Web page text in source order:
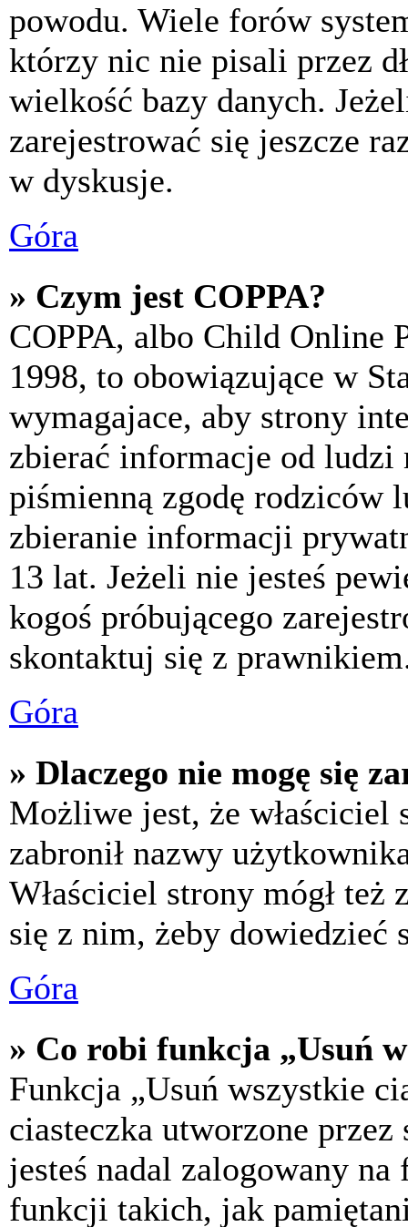
powodu. Wiele forów
którzy nic nie pisali przez
wielkość bazy danych.
zarejestrować się jeszcze
w dyskusje.
Góra
» Czym jest COPPA?
COPPA, albo Child Online
1998, to obowiązujące w
wymagajace, aby strony
zbierać informacje od
piśmienną zgodę rodziców
zbieranie informacji
13 lat. Jeżeli nie jesteś
kogoś próbującego
skontaktuj się z
Góra
» Dlaczego nie mogę się
Możliwe jest, że właściciel
zabronił nazwy
Właściciel strony mógł
się z nim, żeby dowiedzieć
Góra
» Co robi funkcja „Usuń
Funkcja „Usuń wszystkie
ciasteczka utworzone
jesteś nadal zalogowany
funkcji takich, jak